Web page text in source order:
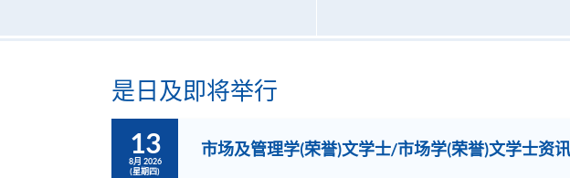
是日及即将举行
13
8月 2026
(星期四)
市场及管理学(荣誉)文学士/市场学(荣誉)文学士资